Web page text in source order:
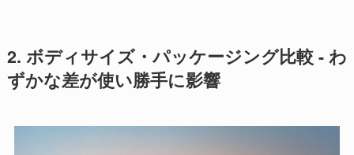
2. ボディサイズ・パッケージング比較 - わ
ずかな差が使い勝手に影響